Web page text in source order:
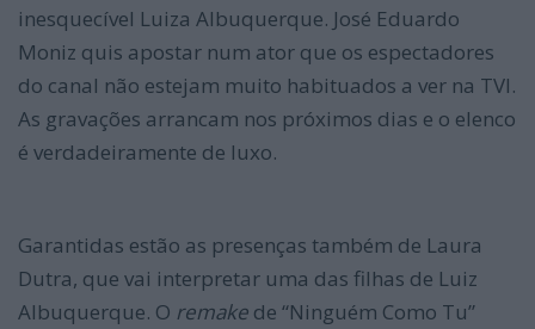
inesquecível Luiza Albuquerque. José Eduardo
Moniz quis apostar num ator que os espectadores
do canal não estejam muito habituados a ver na TVI.
As gravações arrancam nos próximos dias e o elenco
é verdadeiramente de luxo.
Garantidas estão as presenças também de Laura
Dutra, que vai interpretar uma das filhas de Luiz
Albuquerque. O remake de “Ninguém Como Tu”